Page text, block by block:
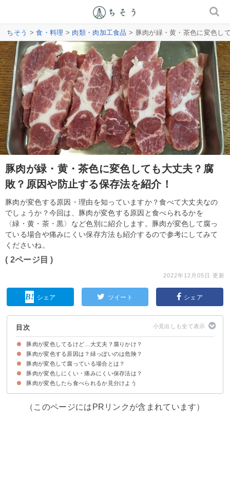
ちそう >食・料理 > 肉類・肉加工食品 > 豚肉が緑・黄・茶色に変色し
豚肉が緑・黄・茶色に変色しても大丈夫？腐
敗？原因や防止する保存法を紹介！
豚肉が変色する原因・理由を知っていますか？食べて大丈夫なの
でしょうか？今回は、豚肉が変色する原因と食べられるかを
〈緑・黄・茶・黒〉など色別に紹介します。豚肉が変色して腐っ
ている場合や痛みにくい保存方法も紹介するので参考にしてみて
くださいね。
( 2ページ目 )
2022年12月05日 更新
シェア ツイート シェア
目次
豚肉が変色してるけど…大丈夫？腐りかけ？
豚肉の購入から時間が経っている場合は要注意
豚肉が変色する原因は？緑っぽいのは危険？
①豚肉が緑・黄色に変色している場合
②豚肉が茶色・黒色に変色している場合
豚肉が変色して腐っている場合とは？
豚肉が変色しにくい・痛みにくい保存法は？
豚肉の冷蔵で保存する方法
豚肉の冷凍で保存する方法
豚肉が変色したら食べられるか見分けよう
（このページにはPRリンクが含まれています）